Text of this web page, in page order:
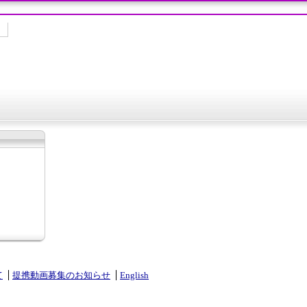
提携動画募集のお知らせ English